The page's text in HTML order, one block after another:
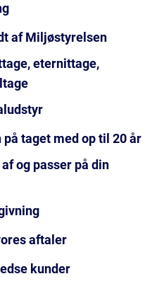
af Miljøstyrelsen
eternittage,
taget med op til 20 år
og passer på din
aftaler
kunder